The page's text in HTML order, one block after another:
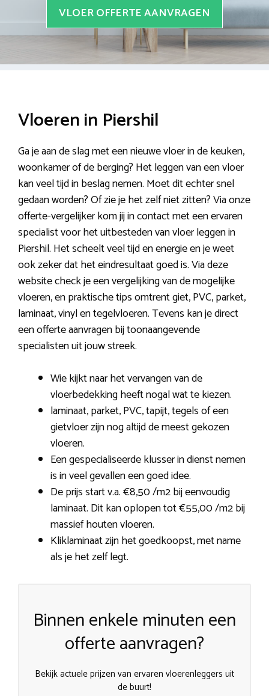
VLOER OFFERTE AANVRAGEN
Vloeren in Piershil
Ga je aan de slag met een nieuwe vloer in de keuken,
woonkamer of de berging? Het leggen van een vloer
kan veel tijd in beslag nemen. Moet dit echter snel
gedaan worden? Of zie je het zelf niet zitten? Via onze
offerte-vergelijker kom jij in contact met een ervaren
specialist voor het uitbesteden van vloer leggen in
Piershil. Het scheelt veel tijd en energie en je weet
ook zeker dat het eindresultaat goed is. Via deze
website check je een vergelijking van de mogelijke
vloeren, en praktische tips omtrent giet, PVC, parket,
laminaat, vinyl en tegelvloeren. Tevens kan je direct
een offerte aanvragen bij toonaangevende
specialisten uit jouw streek.
Wie kijkt naar het vervangen van de
vloerbedekking heeft nogal wat te kiezen.
laminaat, parket, PVC, tapijt, tegels of een
gietvloer zijn nog altijd de meest gekozen
vloeren.
Een gespecialiseerde klusser in dienst nemen
is in veel gevallen een goed idee.
De prijs start v.a. €8,50 /m2 bij eenvoudig
laminaat. Dit kan oplopen tot €55,00 /m2 bij
massief houten vloeren.
Kliklaminaat zijn het goedkoopst, met name
als je het zelf legt.
Binnen enkele minuten een
offerte aanvragen?
Bekijk actuele prijzen van ervaren vloerenleggers uit
de buurt!